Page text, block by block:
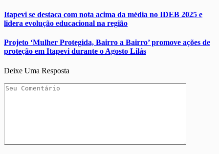
Itapevi se destaca com nota acima da média no IDEB 2025 e
lidera evolução educacional na região
Projeto ‘Mulher Protegida, Bairro a Bairro’ promove ações de
proteção em Itapevi durante o Agosto Lilás
Deixe Uma Resposta